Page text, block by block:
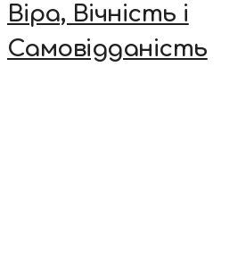
Віра, Вічність і
Самовідданість